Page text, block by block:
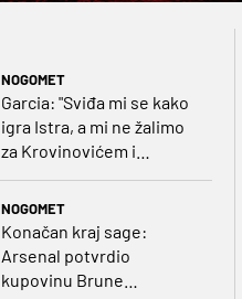
NOGOMET
Garcia: "Sviđa mi se kako
igra Istra, a mi ne žalimo
za Krovinovićem i
NOGOMET
Konačan kraj sage:
Arsenal potvrdio
kupovinu Brune